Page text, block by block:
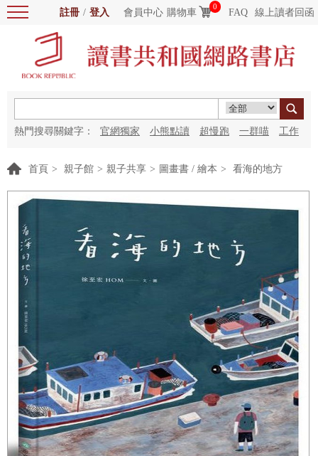
註冊 / 登入 會員中心 購物車
0
FAQ 線上讀者回函
熱門搜尋關鍵字： 官網獨家 小熊點讀 超慢跑 一群喵 工作
首頁 > 親子館 > 親子共享 > 圖畫書 / 繪本 > 看海的地方